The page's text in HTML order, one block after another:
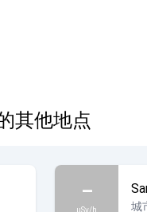
其他地点
–
µSv/h 城